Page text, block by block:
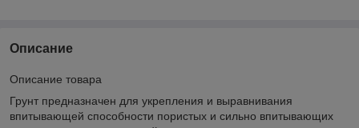
Описание
Описание товара
Грунт предназначен для укрепления и выравнивания
впитывающей способности пористых и сильно впитывающих